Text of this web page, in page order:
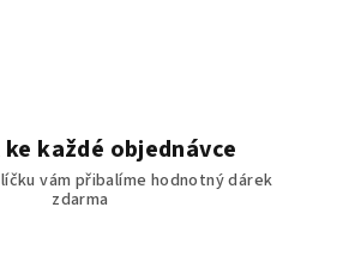
ke každé objednávce
vám přibalíme hodnotný dárek
zdarma